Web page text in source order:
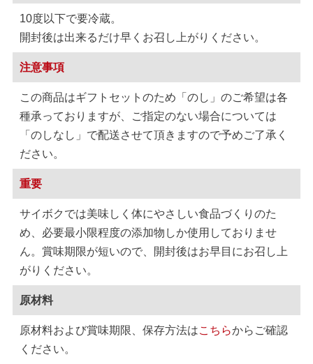
10度以下で要冷蔵。
開封後は出来るだけ早くお召し上がりください。
注意事項
この商品はギフトセットのため「のし」のご希望は各
種承っておりますが、ご指定のない場合については
「のしなし」で配送させて頂きますので予めご了承く
ださい。
重要
サイボクでは美味しく体にやさしい食品づくりのた
め、必要最小限程度の添加物しか使用しておりませ
ん。賞味期限が短いので、開封後はお早目にお召し上
がりください。
原材料
原材料および賞味期限、保存方法はこちらからご確認
ください。